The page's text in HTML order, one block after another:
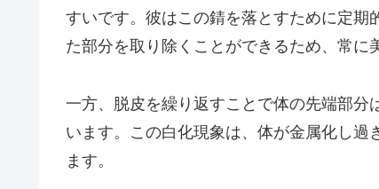
すいです。彼はこの錆を落とすために定
た部分を取り除くことができるため、常に
一方、脱皮を繰り返すことで体の先端部分
います。この白化現象は、体が金属化し過
ます。